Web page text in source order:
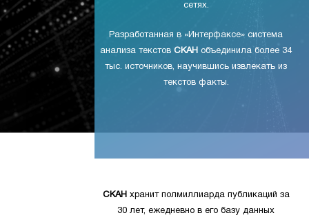
сетях.
Разработанная в «Интерфаксе» система
анализа текстов СКАН объединила более 34
тыс. источников, научившись извлекать из
текстов факты.
СКАН хранит полмиллиарда публикаций за
30 лет, ежедневно в его базу данных